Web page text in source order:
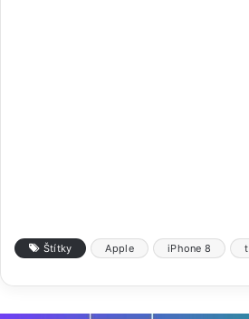
Štítky Apple iPhone 8